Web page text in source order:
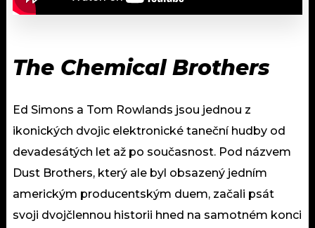
The Chemical Brothers
Ed Simons a Tom Rowlands jsou jednou z
ikonických dvojic elektronické taneční hudby od
devadesátých let až po současnost. Pod názvem
Dust Brothers, který ale byl obsazený jedním
americkým producentským duem, začali psát
svoji dvojčlennou historii hned na samotném konci